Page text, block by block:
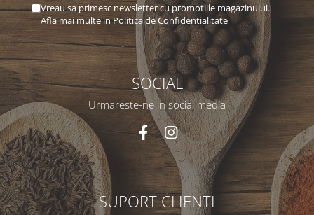
Vreau sa primesc newsletter cu promotiile magazinului.
Afla mai multe inPolitica de Confidentialitate
SOCIAL
Urmareste-ne in social media
SUPORT CLIENTI